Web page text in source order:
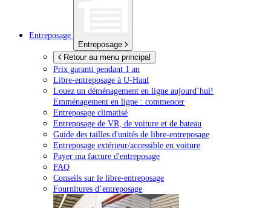
Entreposage
Entreposage
Retour au menu principal
Prix garanti pendant 1 an
Libre-entreposage à U-Haul
Louez un déménagement en ligne aujourd’hui!
Emménagement en ligne : commencer
Entreposage climatisé
Entreposage de VR, de voiture et de bateau
Guide des tailles d'unités de libre-entreposage
Entreposage extérieur/accessible en voiture
Payer ma facture d'entreposage
FAQ
Conseils sur le libre-entreposage
Fournitures d’entreposage